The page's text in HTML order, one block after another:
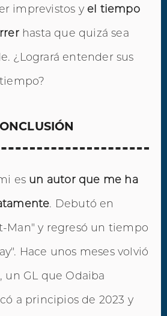
imprevistos y el tiempo
hasta que quizá sea
¿Logrará entender sus
es un autor que me ha
. Debutó en
Man" y regresó un tiempo
Hace unos meses volvió
, un GL que Odaiba
a principios de 2023 y